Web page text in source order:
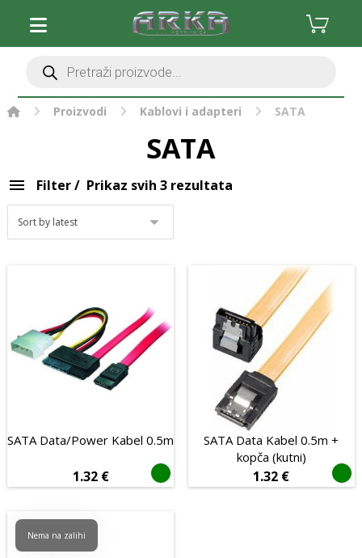
Proizvodi Kablovi i adapteri SATA
SATA
Filter Prikaz svih 3 rezultata
Stolna računala
Monitori i oprema
Komponente
Periferija računala
Pohrana podataka
Software
Gaming i zabava
Mrežna oprema
Foto, video i oprema
Kablovi i adapteri
Micro USB
USB hubovi
Mrežni
Audio
SATA Data/Power Kabel 0.5m
1.32 €
SATA Data Kabel 0.5m +
kopča (kutni)
1.32 €
Nema na zalihi